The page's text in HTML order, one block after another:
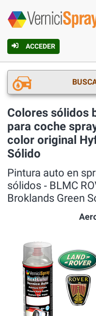
ACCEDER
Colores sólidos
para coche
color original
Sólido
Pintura auto en
sólidos ‐ BLMC
Broklands Green